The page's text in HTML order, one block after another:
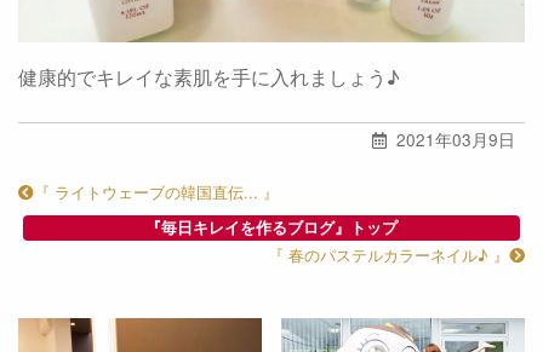
健康的でキレイな素肌を手に入れましょう♪
2021年03月9日
『 ライトウェーブの韓国直伝... 』
『毎日キレイを作るブログ』トップ
『 春のパステルカラーネイル♪ 』